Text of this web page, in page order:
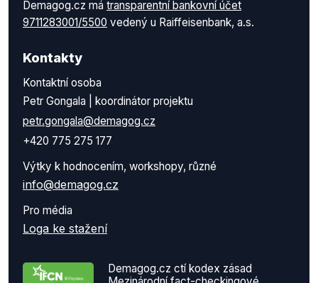
Demagog.cz má transparentní bankovní účet
9711283001/5500 vedený u Raiffeisenbank, a.s.
Kontakty
Kontaktní osoba
Petr Gongala | koordinátor projektu
petr.gongala@demagog.cz
+420 775 275 177
Výtky k hodnocením, workshopy, různé
info@demagog.cz
Pro média
Loga ke stažení
Demagog.cz ctí kodex zásad